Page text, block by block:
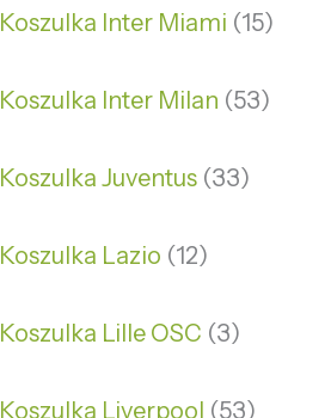
Koszulka Inter Miami 15
Koszulka Inter Milan 53
Koszulka Juventus 33
Koszulka Lazio 12
Koszulka Lille OSC 3
Koszulka Liverpool 53